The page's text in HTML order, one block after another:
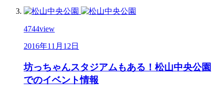
4744view
2016年11月12日
坊っちゃんスタジアムもある！松山中央公園
でのイベント情報